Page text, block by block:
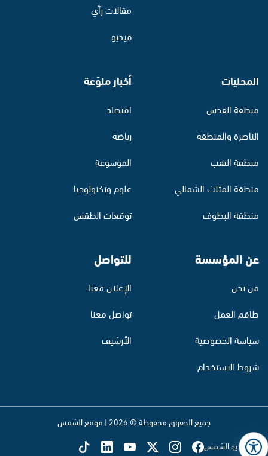
مقالات رأي
فيديو
المحليات
منطقة القدس
الناصرة والمنطقة
منطقة النقب
منطقة المثلث الشمالي
منطقة البطوف
أخبار منوّعة
اقتصاد
رياضة
الموسوعة
علوم وتكنولوجيا
توقعات الطقس
عن المؤسسة
من نحن
طاقم العمل
سياسة الخصوصية
شروط الاستخدام
للتواصل
الإعلان معنا
تواصل معنا
الأرشيف
جميع الحقوق محفوظة © 2026 | موقع الشمس
تابع راديو الشمس